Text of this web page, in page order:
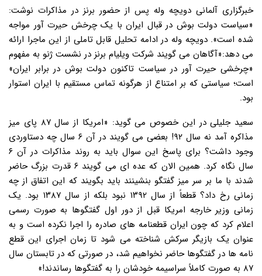
خبرگزاری آلمانی دویچه وله پس از حضور برنز در مذاکرات نوشت:
«سیاست دولت بوش در قبال ایران با یک چرخش حیرت آور مواجه
شده است». دویچه وله در ادامه تحلیل قابل تاملی از این ماجرا ارائه
می دهد:«آگاهان می گویند شرکت ویلیام برنز در نشست ژنو به مفهوم
«چرخشی حیرت آور در سیاست تاکنون دولت بوش در برابر ایران»
است؛ سیاستی که بر امتناع از هرگونه تماس مستقیم با ایران استوار
بود.
سعید جلیلی در این خصوص می گوید: «امریکا از سال ۸۷ پای میز
مذاکره آمد نه سال ۹۲! بعضی می گویند در آن ۶ سال چه دستاوردی
وجود داشت؟ برای پاسخ این سوال باید به روند مذاکرات در آن ۶
سال نگاه کرد. همین الان که عده ای می گویند ۶ قدرت بزرگ حاضر
شدند با ما بر سر میز گفتگو بنشینند باید بگویند که این اتفاق از چه
زمانی رخ داد؟ قطعاً از سال ۱۳۹۲ نبود بلکه از سال ۱۳۸۷ بود. یک
زمانی وزیر خارجه امریکا قبل از دور اول گفتگوها به صورت رسمی
اعلام کرد که چون ایران قطعنامه های صادره را اجرا نکرده است و به
عنوان یک بازیگر سرکش شناخته می شود تا زمان اجرای این قطع
نامه ها در گفتگوها حاضر نخواهیم شد، در صورتی که در تابستان سال
۸۷ به صورت کاملاً سراسیمه خودشان را به گفتگوها رساندند!»